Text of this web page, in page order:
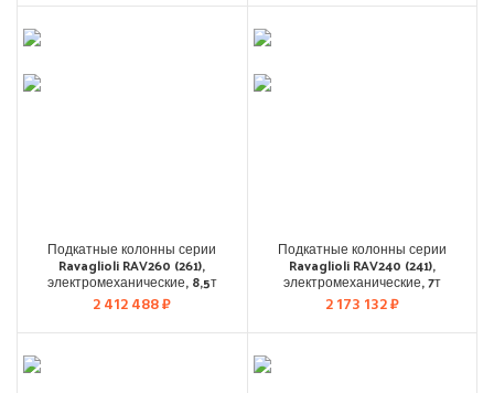
Подкатные колонны серии
Ravaglioli RAV260 (261),
электромеханические, 8,5т
2 412 488₽
Подкатные колонны серии
Ravaglioli RAV240 (241),
электромеханические, 7т
2 173 132₽